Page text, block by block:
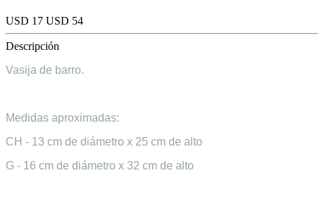
USD 17 USD 54
Descripción
Vasija de barro.
Medidas aproximadas:
CH - 13 cm de diámetro x 25 cm de alto
G - 16 cm de diámetro x 32 cm de alto